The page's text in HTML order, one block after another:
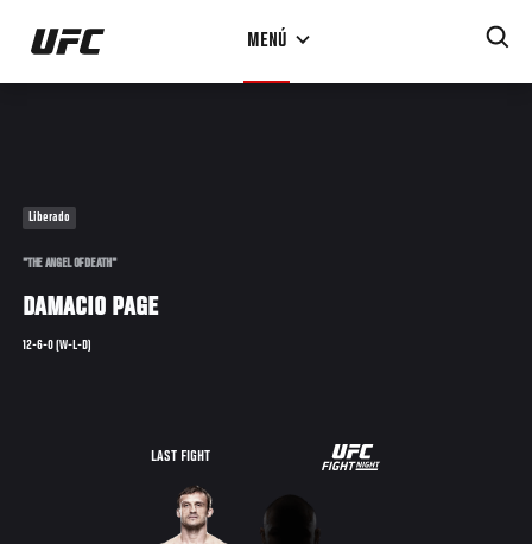
Pasar
contenido
MENÚ
Liberado
"THE ANGEL OF DEATH"
DAMACIO PAGE
12-6-0 (W-L-D)
LAST FIGHT
UFC